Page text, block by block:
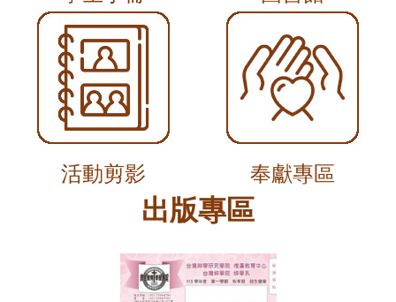
活動剪影 奉獻專區
出版專區